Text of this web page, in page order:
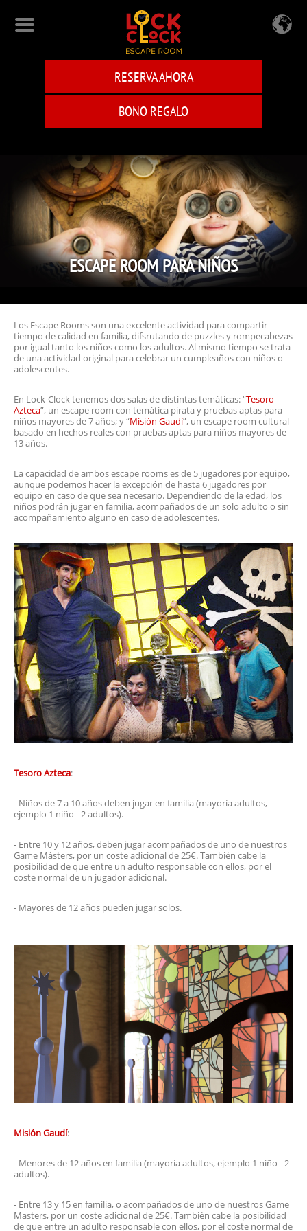
main
RESERVA AHORA
BONO REGALO
ESCAPE ROOM PARA NIÑOS
Los Escape Rooms son una excelente actividad para compartir
tiempo de calidad en familia, difsrutando de puzzles y rompecabezas
por igual tanto los niños como los adultos. Al mismo tiempo se trata
de una actividad original para celebrar un cumpleaños con niños o
adolescentes.
En Lock-Clock tenemos dos salas de distintas temáticas: “Tesoro
Azteca”, un escape room con temática pirata y pruebas aptas para
niños mayores de 7 años; y “Misión Gaudí”, un escape room cultural
basado en hechos reales con pruebas aptas para niños mayores de
13 años.
La capacidad de ambos escape rooms es de 5 jugadores por equipo,
aunque podemos hacer la excepción de hasta 6 jugadores por
equipo en caso de que sea necesario. Dependiendo de la edad, los
niños podrán jugar en familia, acompañados de un solo adulto o sin
acompañamiento alguno en caso de adolescentes.
Tesoro Azteca:
- Niños de 7 a 10 años deben jugar en familia (mayoría adultos,
ejemplo 1 niño - 2 adultos).
- Entre 10 y 12 años, deben jugar acompañados de uno de nuestros
Game Másters, por un coste adicional de 25€. También cabe la
posibilidad de que entre un adulto responsable con ellos, por el
coste normal de un jugador adicional.
- Mayores de 12 años pueden jugar solos.
Misión Gaudí:
- Menores de 12 años en familia (mayoría adultos, ejemplo 1 niño - 2
adultos).
- Entre 13 y 15 en familia, o acompañados de uno de nuestros Game
Masters, por un coste adicional de 25€. También cabe la posibilidad
de que entre un adulto responsable con ellos, por el coste normal de